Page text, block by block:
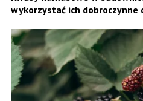
wykorzystać ich dobroczynne